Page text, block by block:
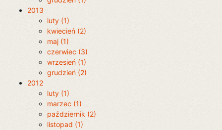
2013
luty (1)
kwiecień (2)
maj (1)
czerwiec (3)
wrzesień (1)
grudzień (2)
2012
luty (1)
marzec (1)
październik (2)
listopad (1)